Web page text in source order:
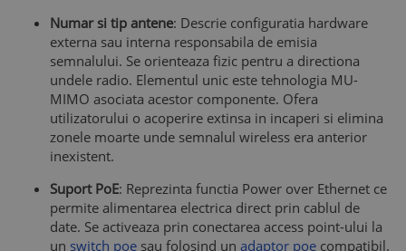
Numar si tip antene: Descrie configuratia hardware
externa sau interna responsabila de emisia
semnalului. Se orienteaza fizic pentru a directiona
undele radio. Elementul unic este tehnologia MU-
MIMO asociata acestor componente. Ofera
utilizatorului o acoperire extinsa in incaperi si elimina
zonele moarte unde semnalul wireless era anterior
inexistent.
Suport PoE: Reprezinta functia Power over Ethernet ce
permite alimentarea electrica direct prin cablul de
date. Se activeaza prin conectarea access point-ului la
un switch poe sau folosind un adaptor poe compatibil.